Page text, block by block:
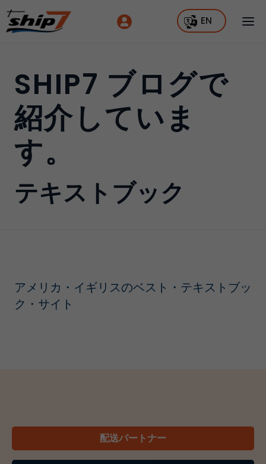
EN
SHIP7 ブログで
紹介していま
す。
テキストブック
アメリカ・イギリスのベスト・テキストブッ
ク・サイト
配送パートナー